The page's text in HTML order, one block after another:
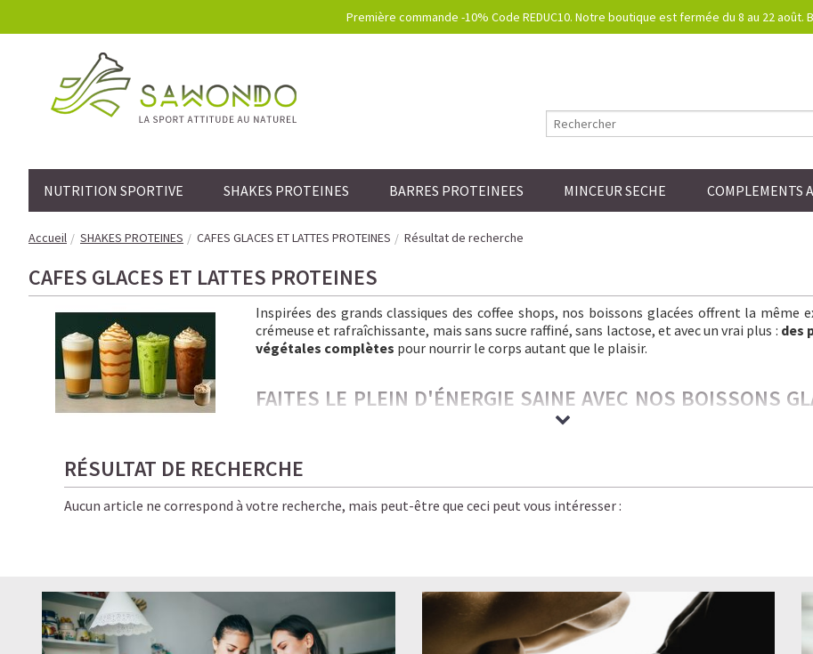
Première commande -10% Code REDUC10. Notre boutique est fermée du 8 au 22 août.
NUTRITION SPORTIVE SHAKES PROTEINES BARRES PROTEINEES MINCEUR SECHE COMPLEMENTS
Accueil SHAKES PROTEINES CAFES GLACES ET LATTES PROTEINES Résultat de recherche
CAFES GLACES ET LATTES PROTEINES
Inspirées des grands classiques des coffee shops, nos boissons glacées offrent la même
crémeuse et rafraîchissante, mais sans sucre raffiné, sans lactose, et avec un vrai plus : des
végétales complètes pour nourrir le corps autant que le plaisir.
FAITES LE PLEIN D'ÉNERGIE SAINE AVEC NOS BOISSONS
Froides, onctueuses, irrésistiblement gourmandes — nos boissons glacées ont tout pour
amateurs de café… et de bien-être.
Ici, chaque gorgée allie saveur, énergie stable et légèreté. C’est le plaisir caféiné réinventé —
LE PLAISIR D’UN CAFÉ-SHOP, SANS LE SUCRE NI LES
RÉSULTAT DE RECHERCHE
Aucun article ne correspond à votre recherche, mais peut-être que ceci peut vous intéresser :